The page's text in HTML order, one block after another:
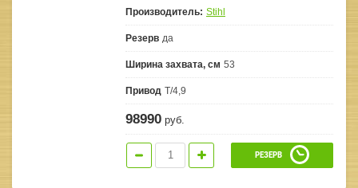
Производитель: Stihl
Резерв да
Ширина захвата, см 53
Привод Т/4,9
98990 руб.
РЕЗЕРВ